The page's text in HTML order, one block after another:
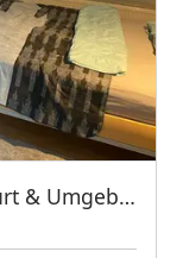
Schöne Wohnungen in Frankfurt & Umgebung - PIM APARTMENTS